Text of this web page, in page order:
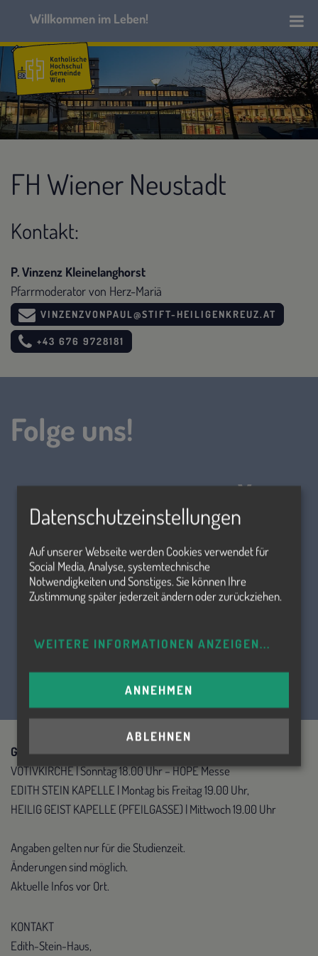
FH Wiener Neustadt
Kontakt:
P. Vinzenz Kleinelanghorst
Pfarrmoderator von Herz-Mariä
VINZENZVONPAUL@STIFT-HEILIGENKREUZ.AT
+43 676 9728181
Folge uns!
GOTTESDIENSTE
VOTIVKIRCHE | Sonntag 18.00 Uhr – HOPE Messe
EDITH STEIN KAPELLE | Montag bis Freitag 19.00 Uhr,
HEILIG GEIST KAPELLE (PFEILGASSE) | Mittwoch 19.00 Uhr
Angaben gelten nur für die Studienzeit.
Änderungen sind möglich.
Aktuelle Infos vor Ort.
KONTAKT
Edith-Stein-Haus,
Datenschutzeinstellungen
Auf unserer Webseite werden Cookies verwendet für
Social Media, Analyse, systemtechnische
Notwendigkeiten und Sonstiges. Sie können Ihre
Zustimmung später jederzeit ändern oder zurückziehen.
WEITERE INFORMATIONEN ANZEIGEN...
ABLEHNEN
ANNEHMEN